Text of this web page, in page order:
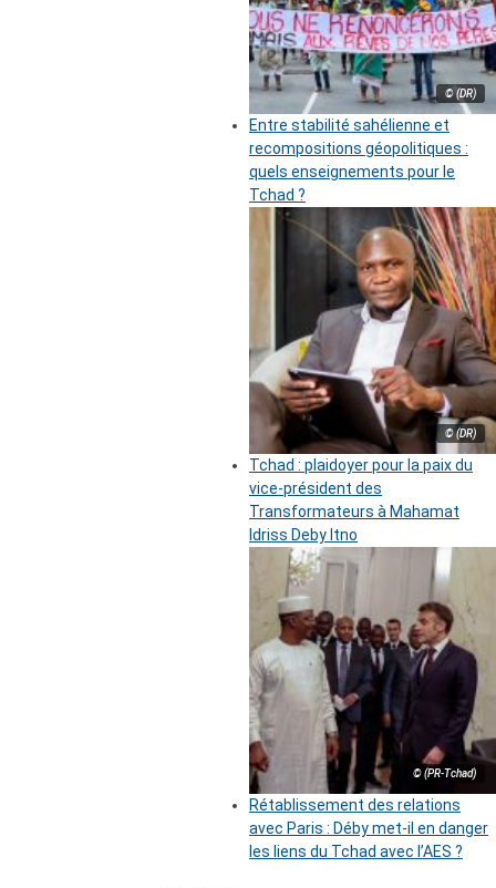
© (DR)
Entre stabilité sahélienne et
recompositions géopolitiques :
quels enseignements pour le
Tchad ?
© (DR)
Tchad : plaidoyer pour la paix du
vice-président des
Transformateurs à Mahamat
Idriss Deby Itno
© (PR-Tchad)
Rétablissement des relations
avec Paris : Déby met-il en danger
les liens du Tchad avec l’AES ?